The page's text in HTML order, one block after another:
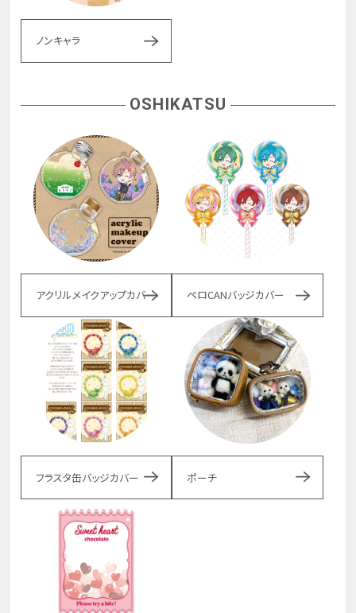
ノンキャラ
OSHIKATSU
アクリルメイクアップカバー ペロCANバッジカバー
フラスタ缶バッジカバー ポーチ